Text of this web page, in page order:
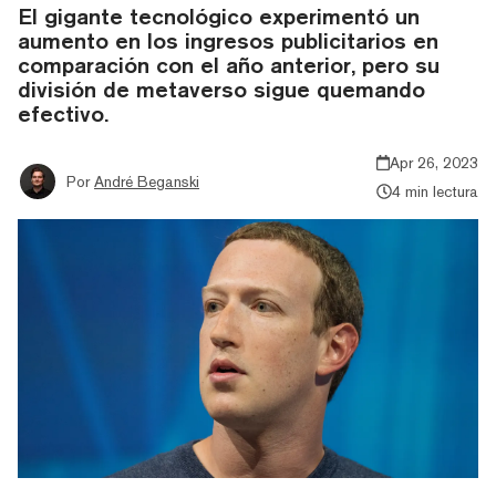
El gigante tecnológico experimentó un
aumento en los ingresos publicitarios en
comparación con el año anterior, pero su
división de metaverso sigue quemando
efectivo.
Por André Beganski
Apr 26, 2023
4 min lectura